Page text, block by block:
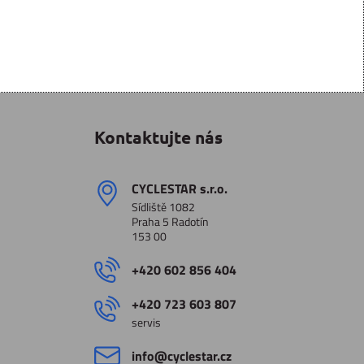
Kontaktujte nás
CYCLESTAR s​.r​.o​.
Sídliště 1082
Praha 5 Radotín
153 00
+420 602 856 404
+420 723 603 807
servis
info​@cyclestar​.cz